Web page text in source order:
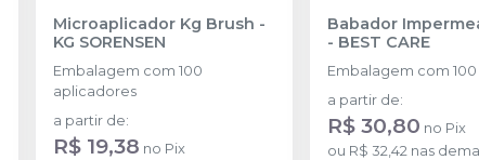
Microaplicador Kg Brush -
KG SORENSEN
Embalagem com 100
aplicadores
a partir de:
R$ 19,38 no Pix
Babador
- BEST CARE
Embalagem com 100
a partir de:
R$ 30,80 no Pix
ou R$ 32,42 nas